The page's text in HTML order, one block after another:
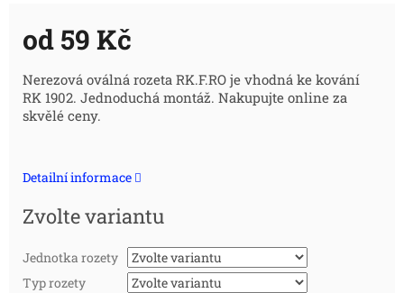
od 59 Kč
Měrná
cena:
Nerezová oválná rozeta RK.F.RO je vhodná ke kování
RK 1902. Jednoduchá montáž. Nakupujte online za
skvělé ceny.
Detailní informace
Zvolte variantu
Jednotka rozety
Typ rozety